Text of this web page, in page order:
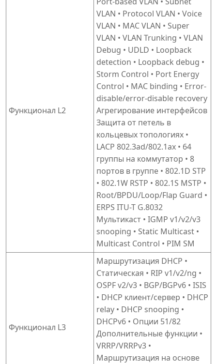
Функционал L2
VLAN • Protocol VLAN • Voice
VLAN • MAC VLAN • Super
VLAN • VLAN Trunking • VLAN
Debug • UDLD • Loopback
detection • Loopback debug •
Storm Control • Port Energy
Control • MAC binding • Error-
disable/error-disable recovery
Агрегирование интерфейсов
Защита от петель в
кольцевых топологиях •
LACP 802.3ad/802.1ax • 64
группы на коммутатор • 8
портов в группе • 802.1D STP
• 802.1W RSTP • 802.1S MSTP •
Root/BPDU/Loop/Flap Guard •
ERPS ITU-T G.8032
Мультикаст • IGMP v1/v2/v3
snooping • Static Multicast •
Multicast Control • PIM SM
Функционал L3
Маршрутизация DHCP •
Статическая • RIP v1/v2/ng •
OSPF v2/v3 • BGP/BGPv6 • ISIS
• DHCP клиент/сервер • DHCP
relay • DHCP snooping •
DHCPv6 • Опции 51/82
Дополнительные функции •
VRRP/VRRPv3 •
Маршрутизация на основе